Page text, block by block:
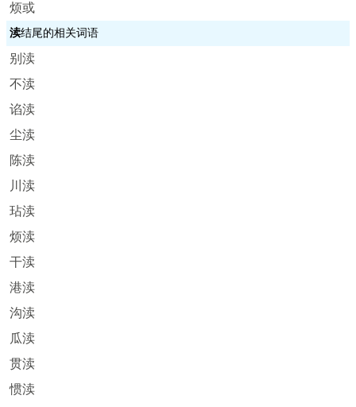
烦或
渎结尾的相关词语
别渎
不渎
谄渎
尘渎
陈渎
川渎
玷渎
烦渎
干渎
港渎
沟渎
瓜渎
贯渎
惯渎